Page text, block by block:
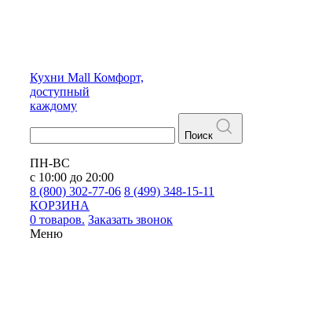
Кухни Mall Комфорт,
доступный
каждому
Поиск
ПН-ВС
с 10:00 до 20:00
8 (800) 302-77-06 8 (499) 348-15-11
КОРЗИНА
0 товаров. Заказать звонок
Меню